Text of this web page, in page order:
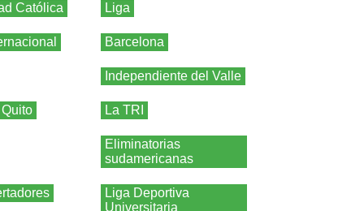
Católica Liga
Barcelona
Independiente del Valle
La TRI
Eliminatorias
sudamericanas
Liga Deportiva
Universitaria